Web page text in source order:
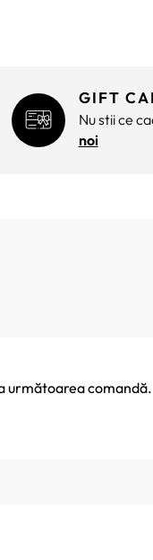
GIFT
Nu stii ce
noi
următoarea comandă.